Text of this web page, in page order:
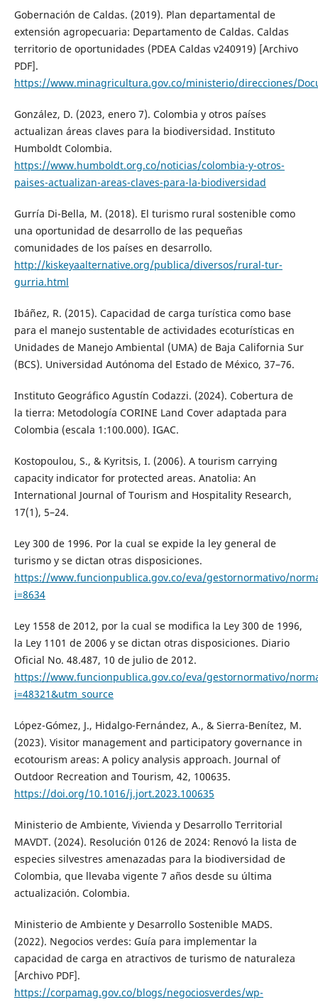
Gobernación de Caldas. (2019). Plan departamental de
extensión agropecuaria: Departamento de Caldas. Caldas
territorio de oportunidades (PDEA Caldas v240919) [Archivo
PDF].
https://www.minagricultura.gov.co/ministerio/direcciones/
González, D. (2023, enero 7). Colombia y otros países
actualizan áreas claves para la biodiversidad. Instituto
Humboldt Colombia.
https://www.humboldt.org.co/noticias/colombia-y-otros-
paises-actualizan-areas-claves-para-la-biodiversidad
Gurría Di-Bella, M. (2018). El turismo rural sostenible como
una oportunidad de desarrollo de las pequeñas
comunidades de los países en desarrollo.
http://kiskeyaalternative.org/publica/diversos/rural-tur-
gurria.html
Ibáñez, R. (2015). Capacidad de carga turística como base
para el manejo sustentable de actividades ecoturísticas en
Unidades de Manejo Ambiental (UMA) de Baja California Sur
(BCS). Universidad Autónoma del Estado de México, 37–76.
Instituto Geográfico Agustín Codazzi. (2024). Cobertura de
la tierra: Metodología CORINE Land Cover adaptada para
Colombia (escala 1:100.000). IGAC.
Kostopoulou, S., & Kyritsis, I. (2006). A tourism carrying
capacity indicator for protected areas. Anatolia: An
International Journal of Tourism and Hospitality Research,
17(1), 5–24.
Ley 300 de 1996. Por la cual se expide la ley general de
turismo y se dictan otras disposiciones.
https://www.funcionpublica.gov.co/eva/gestornormativo/
i=8634
Ley 1558 de 2012, por la cual se modifica la Ley 300 de 1996,
la Ley 1101 de 2006 y se dictan otras disposiciones. Diario
Oficial No. 48.487, 10 de julio de 2012.
https://www.funcionpublica.gov.co/eva/gestornormativo/
i=48321&utm_source
López-Gómez, J., Hidalgo-Fernández, A., & Sierra-Benítez, M.
(2023). Visitor management and participatory governance in
ecotourism areas: A policy analysis approach. Journal of
Outdoor Recreation and Tourism, 42, 100635.
https://doi.org/10.1016/j.jort.2023.100635
Ministerio de Ambiente, Vivienda y Desarrollo Territorial
MAVDT. (2024). Resolución 0126 de 2024: Renovó la lista de
especies silvestres amenazadas para la biodiversidad de
Colombia, que llevaba vigente 7 años desde su última
actualización. Colombia.
Ministerio de Ambiente y Desarrollo Sostenible MADS.
(2022). Negocios verdes: Guía para implementar la
capacidad de carga en atractivos de turismo de naturaleza
[Archivo PDF].
https://corpamag.gov.co/blogs/negociosverdes/wp-